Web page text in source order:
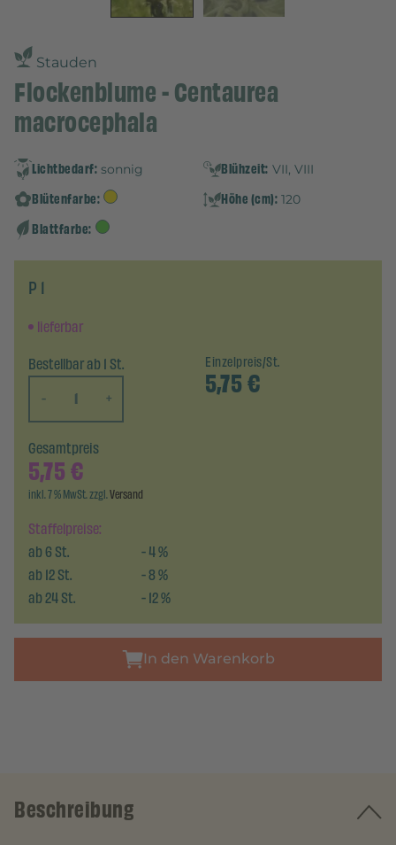
Stauden
Flockenblume - Centaurea
macrocephala
Lichtbedarf: sonnig Blühzeit: VII, VIII
Blütenfarbe: Höhe (cm): 120
Blattfarbe:
P 1
lieferbar
Bestellbar ab 1 St.
-
+
Einzelpreis/St.
5,75€
Staffelpreise:
ab6St. -4%
ab12St. -8%
ab24St. -12%
Gesamtpreis
5,75€
inkl. 7 % MwSt. zzgl.Versand
In den Warenkorb
Beschreibung